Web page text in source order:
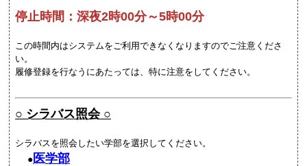
停止時間：深夜2時00分～5時00分
この時間内はシステムをご利用できなくなりますのでご注意くださ
い。
履修登録を行なうにあたっては、特に注意をしてください。
○ シラバス照会 ○
シラバスを照会したい学部を選択してください。
●医学部